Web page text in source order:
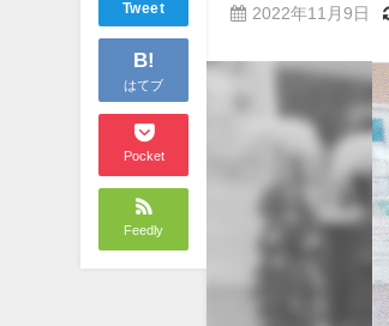
Tweet
B!
はてブ
Pocket
Feedly
2022年11月9日